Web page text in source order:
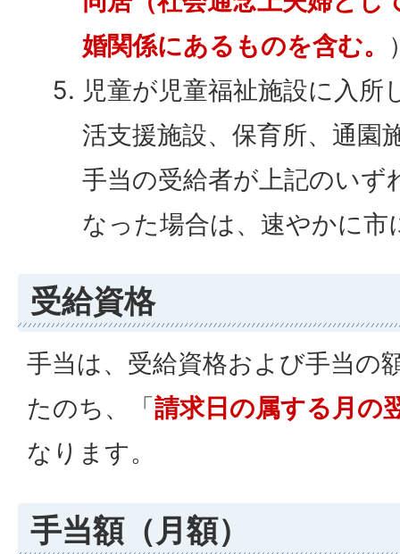
婚関係にあるものを含む。
児童が児童福祉施設に入所
活支援施設、保育所、通園
手当の受給者が上記のい
なった場合は、速やかに
受給資格
手当は、受給資格および手当の
たのち、「請求日の属する月の
なります。
手当額（月額）